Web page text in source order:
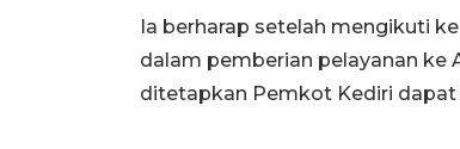
Ia berharap setelah mengikuti
dalam pemberian pelayanan ke
ditetapkan Pemkot Kediri dapat